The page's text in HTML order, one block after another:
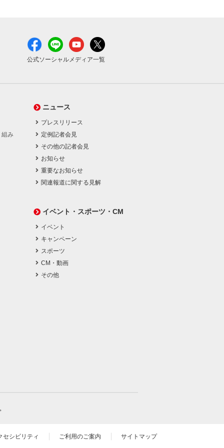
公式ソーシャルメディア一覧
組み
ニュース
プレスリリース
定例記者会見
その他の記者会見
お知らせ
重要なお知らせ
関連報道に関する見解
イベント・スポーツ・CM
イベント
キャンペーン
スポーツ
CM・動画
その他
セシビリティ ご利用のご案内 サイトマップ